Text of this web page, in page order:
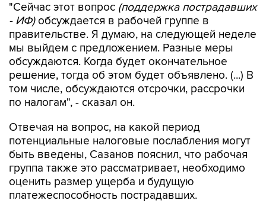
"Сейчас этот вопрос (поддержка пострадавших
- ИФ)обсуждается в рабочей группе в
правительстве. Я думаю, на следующей неделе
мы выйдем с предложением. Разные меры
обсуждаются. Когда будет окончательное
решение, тогда об этом будет объявлено. (...) В
том числе, обсуждаются отсрочки, рассрочки
по налогам", - сказал он.
Отвечая на вопрос, на какой период
потенциальные налоговые послабления могут
быть введены, Сазанов пояснил, что рабочая
группа также это рассматривает, необходимо
оценить размер ущерба и будущую
платежеспособность пострадавших.